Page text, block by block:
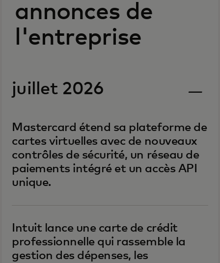
annonces de
l'entreprise
juillet 2026
Mastercard étend sa plateforme de
cartes virtuelles avec de nouveaux
contrôles de sécurité, un réseau de
paiements intégré et un accès API
unique.
Intuit lance une carte de crédit
professionnelle qui rassemble la
gestion des dépenses, les